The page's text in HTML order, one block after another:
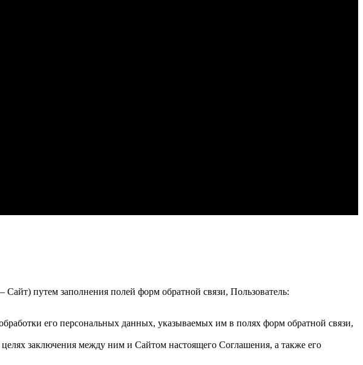
путем заполнения полей форм обратной связи, Пользователь:
его персональных данных, указываемых им в полях форм обратной связи,
заключения между ним и Сайтом настоящего Соглашения, а также его